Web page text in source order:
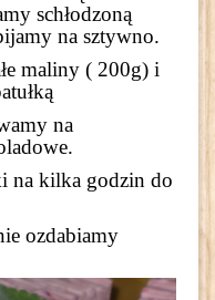
schłodzoną
na sztywno.
maliny ( 200g) i
na
na kilka godzin do
ozdabiamy